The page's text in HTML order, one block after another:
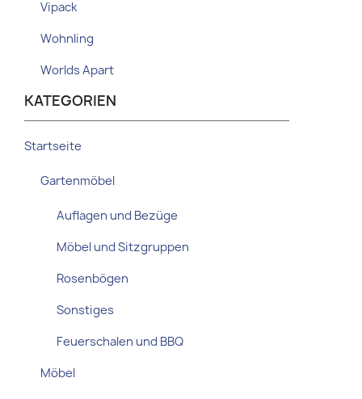
Vipack
Wohnling
Worlds Apart
KATEGORIEN
Startseite
Gartenmöbel
Auflagen und Bezüge
Möbel und Sitzgruppen
Rosenbögen
Sonstiges
Feuerschalen und BBQ
Möbel